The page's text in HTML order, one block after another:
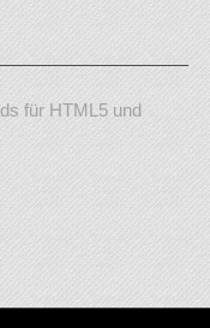
für HTML5 und